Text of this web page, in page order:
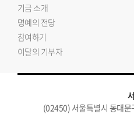
기금 소개
명예의 전당
참여하기
이달의 기부자
(02450) 서울특별시 동대